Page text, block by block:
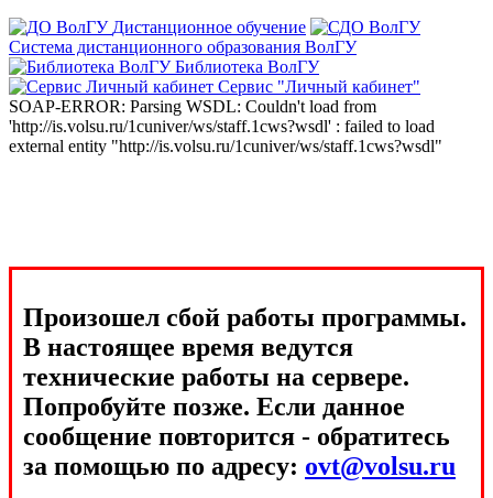
Дистанционное обучение
Система дистанционного образования ВолГУ
Библиотека ВолГУ
Сервис "Личный кабинет"
SOAP-ERROR: Parsing WSDL: Couldn't load from
'http://is.volsu.ru/1cuniver/ws/staff.1cws?wsdl' : failed to load
external entity "http://is.volsu.ru/1cuniver/ws/staff.1cws?wsdl"
Произошел сбой работы программы.
В настоящее время ведутся
технические работы на сервере.
Попробуйте позже. Если данное
сообщение повторится - обратитесь
за помощью по адресу: ovt@volsu.ru